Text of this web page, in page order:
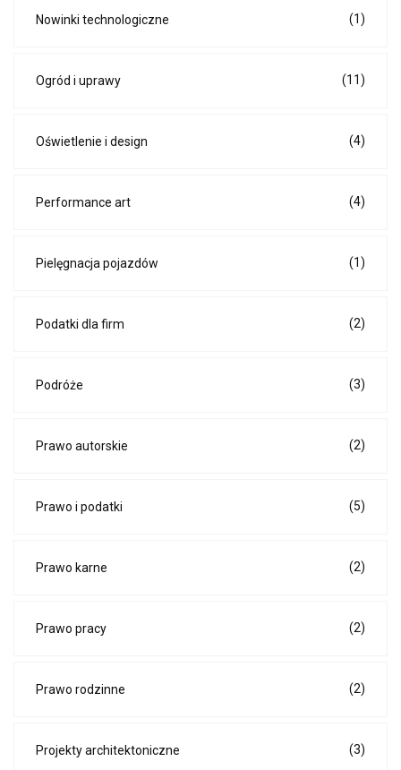
Nowinki technologiczne (1)
Ogród i uprawy (11)
Oświetlenie i design (4)
Performance art (4)
Pielęgnacja pojazdów (1)
Podatki dla firm (2)
Podróże (3)
Prawo autorskie (2)
Prawo i podatki (5)
Prawo karne (2)
Prawo pracy (2)
Prawo rodzinne (2)
Projekty architektoniczne (3)